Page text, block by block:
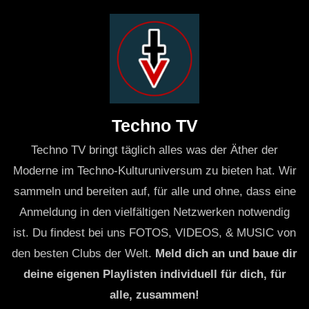
Kaufmann, bekannt für seinen einzigartigen Stil und
seine fesselnden Beats, wird die Bühne betreten und
das Publikum mit einem Set begeistern, das sowohl
Klassiker als auch neue Tracks umfasst. Seine
verbinden und das Publikum in den Bann zu ziehen,
macht ihn zu einem der gefragtesten DJs der
elektronischen Musikszene. Das Set wird
voraussichtlich die neuesten Trends in der Techno-
Musik widerspiegeln und den Festivalbesuchern ein
unvergessliches Erlebnis bieten.
Die Vorfreude auf das Techno DJ Set von Kaufmann ist
groß. Die Fans können es kaum erwarten, ihre
Techno TV
Techno TV bringt täglich alles was der Äther der
Moderne im Techno-Kulturuniversum zu bieten hat. Wir
sammeln und bereiten auf, für alle und ohne, dass eine
Anmeldung in den vielfältigen Netzwerken notwendig
ist. Du findest bei uns FOTOS, VIDEOS, & MUSIC von
den besten Clubs der Welt. Meld dich an und baue dir
deine eigenen Playlisten individuell für dich, für
alle, zusammen!